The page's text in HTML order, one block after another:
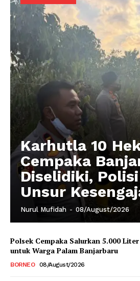
Karhutla 10
Cempaka
Diselidiki,
Unsur
Nurul Mufidah - 08/August/2026
Polsek Cempaka Salurkan 5.000
untuk Warga Palam Banjarbaru
BORNEO 08/August/2026